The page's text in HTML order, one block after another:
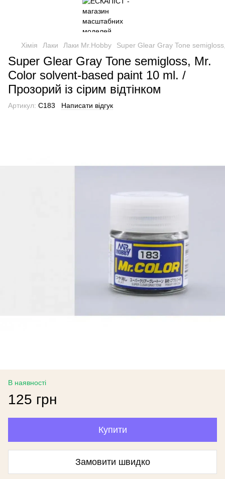
Хімія Лаки Лаки Mr.Hobby Super Glear Gray Tone
Super Glear Gray Tone semigloss, Mr.
Color solvent-based paint 10 ml. /
Прозорий із сірим відтінком
Артикул: C183 Написати відгук
В наявності
125 грн
Купити
Замовити швидко